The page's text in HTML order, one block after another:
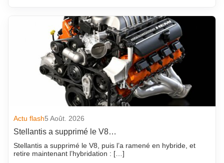
Actu flash5 Août. 2026
Stellantis a supprimé le V8…
Stellantis a supprimé le V8, puis l’a ramené en hybride, et
retire maintenant l’hybridation : […]